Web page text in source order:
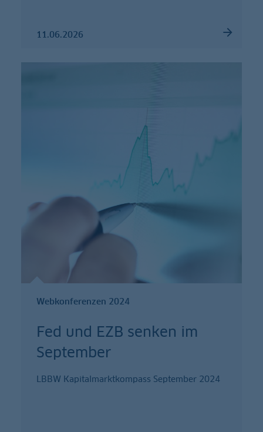
11.06.2026
Webkonferenzen 2024
Fed und EZB senken im
September
LBBW Kapitalmarktkompass September 2024